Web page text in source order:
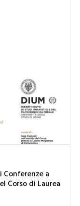
Conferenze a
Corso di Laurea